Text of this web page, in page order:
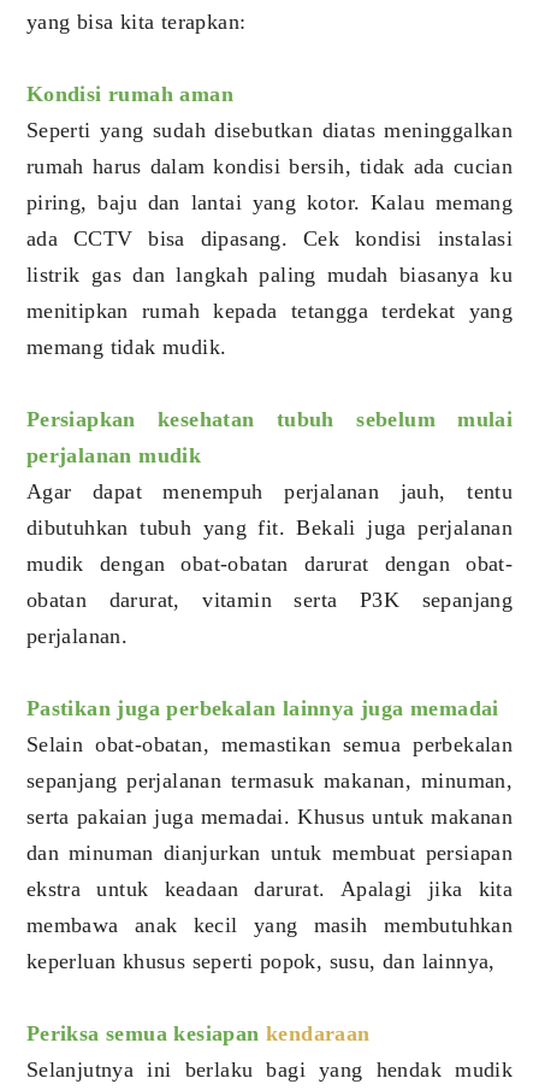
yang bisa kita terapkan:
Kondisi rumah aman
Seperti yang sudah disebutkan diatas meninggalkan
rumah harus dalam kondisi bersih, tidak ada cucian
piring, baju dan lantai yang kotor. Kalau memang
ada CCTV bisa dipasang. Cek kondisi instalasi
listrik gas dan langkah paling mudah biasanya ku
menitipkan rumah kepada tetangga terdekat yang
memang tidak mudik.
Persiapkan kesehatan tubuh sebelum mulai
perjalanan mudik
Agar dapat menempuh perjalanan jauh, tentu
dibutuhkan tubuh yang fit. Bekali juga perjalanan
mudik dengan obat-obatan darurat dengan obat-
obatan darurat, vitamin serta P3K sepanjang
perjalanan.
Pastikan juga perbekalan lainnya juga memadai
Selain obat-obatan, memastikan semua perbekalan
sepanjang perjalanan termasuk makanan, minuman,
serta pakaian juga memadai. Khusus untuk makanan
dan minuman dianjurkan untuk membuat persiapan
ekstra untuk keadaan darurat. Apalagi jika kita
membawa anak kecil yang masih membutuhkan
keperluan khusus seperti popok, susu, dan lainnya,
Periksa semua kesiapankendaraan
Selanjutnya ini berlaku bagi yang hendak mudik